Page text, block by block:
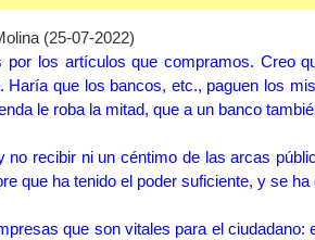
(25-07-2022)
los artículos que compramos. Creo
Haría que los bancos, etc., paguen los
le roba la mitad, que a un banco
no recibir ni un céntimo de las arcas
que ha tenido el poder suficiente, y se
que son vitales para el